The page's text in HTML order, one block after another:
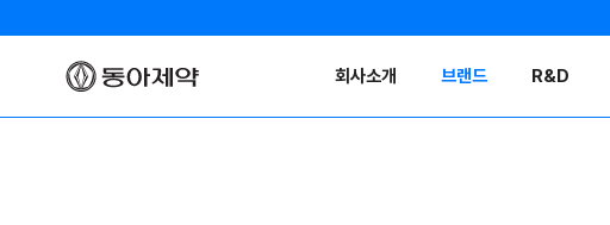
회사소개 브랜드 R&D